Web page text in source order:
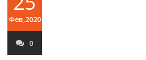
Фев,2020
0